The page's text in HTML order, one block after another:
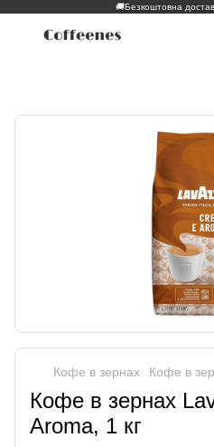
🚚Безкоштовна
Кофе в зернах Кофе в
Кофе в зернах
Aroma, 1 кг